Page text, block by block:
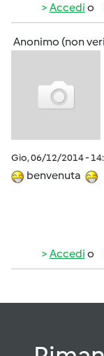
Accedi o
Anonimo (non
Gio, 06/12/2014 -
benvenuta
Accedi o